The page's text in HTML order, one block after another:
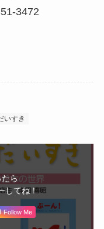
3472
いすき
たら
してね！
Follow Me